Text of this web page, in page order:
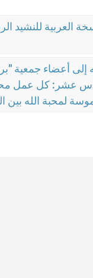
العربية للنشيد
أعضاء جمعية
عشر: كل عمل
لمحبة الله بين